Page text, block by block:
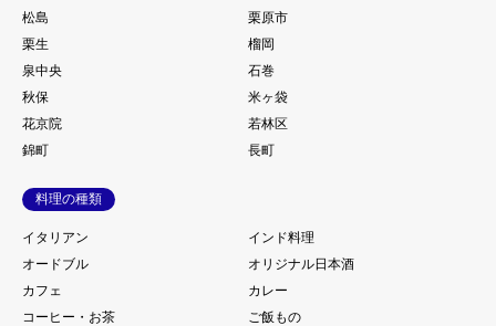
松島
栗原市
栗生
榴岡
泉中央
石巻
秋保
米ヶ袋
花京院
若林区
錦町
長町
料理の種類
イタリアン
インド料理
オードブル
オリジナル日本酒
カフェ
カレー
コーヒー・お茶
ご飯もの